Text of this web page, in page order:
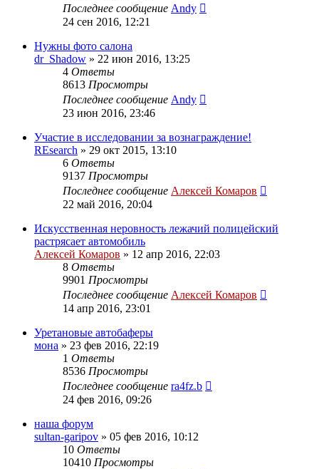
Последнее сообщение Andy
24 сен 2016, 12:21
Нужны фото салона
dr_Shadow » 22 июн 2016, 13:25
4 Ответы
8613 Просмотры
Последнее сообщение Andy
23 июн 2016, 23:46
Участие в исследовании за вознаграждение!
REsearch » 29 окт 2015, 13:10
6 Ответы
9137 Просмотры
Последнее сообщение Алексей Комаров
22 май 2016, 20:04
Искусственная неровность лежачий полицейский
растрясает автомобиль
Алексей Комаров » 12 апр 2016, 22:03
8 Ответы
9901 Просмотры
Последнее сообщение Алексей Комаров
14 апр 2016, 23:01
Уретановые автобаферы
мона » 23 фев 2016, 22:19
1 Ответы
8536 Просмотры
Последнее сообщение ra4fz.b
24 фев 2016, 09:26
наша форум
sultan-garipov » 05 фев 2016, 10:12
10 Ответы
10410 Просмотры